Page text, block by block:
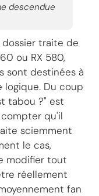
descendue
traite de
ou RX 580,
sont destinées à
Du coup
tabou ?" est
qu'il
sciemment
le cas,
modifier tout
réellement
fan